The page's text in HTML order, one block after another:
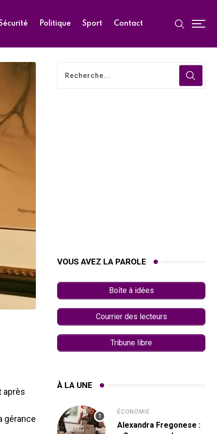
Politique Sport Contact
après
gérance
VOUS AVEZ LA PAROLE
Boîte à idées
Courrier des lecteurs
Tribune libre
À LA UNE
ÉCONOMIE
Alexandra Fregonese :